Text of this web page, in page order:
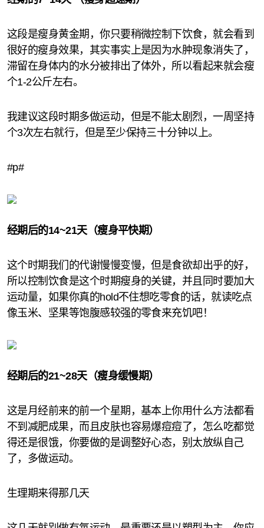
这段是瘦身黄金期，你只要稍微控制下饮食，就会看到
很好的瘦身效果，其实事实上是因为水肿现象消失了，
滞留在身体内的水分被排出了体外，所以看起来就会瘦
个1-2公斤左右。
我建议这段时期多做运动，但是不能太剧烈，一周坚持
个3次左右就行，但是至少保持三十分钟以上。
#p#
经期后的14~21天（瘦身平快期）
这个时期我们的代谢慢慢变慢，但是食欲却出乎的好，
所以控制饮食是这个时期瘦身的关键，并且同时要加大
运动量，如果你真的hold不住想吃零食的话，就读吃点
像玉米、坚果等饱腹感较强的零食来充饥吧！
经期后的21~28天（瘦身缓慢期）
这是月经前来的前一个星期，基本上你用什么方法都看
不到减肥成果，而且皮肤也容易爆痘痘了，怎么吃都觉
得还是很饿，你要做的是调整好心态，别太放纵自己
了，多做运动。
生理期来得那几天